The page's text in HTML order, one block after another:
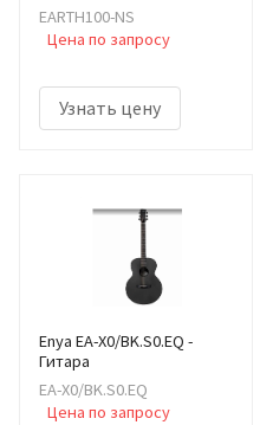
EARTH100-NS
Цена по запросу
Узнать цену
Enya EA-X0/BK.S0.EQ -
Гитара
EA-X0/BK.S0.EQ
Цена по запросу